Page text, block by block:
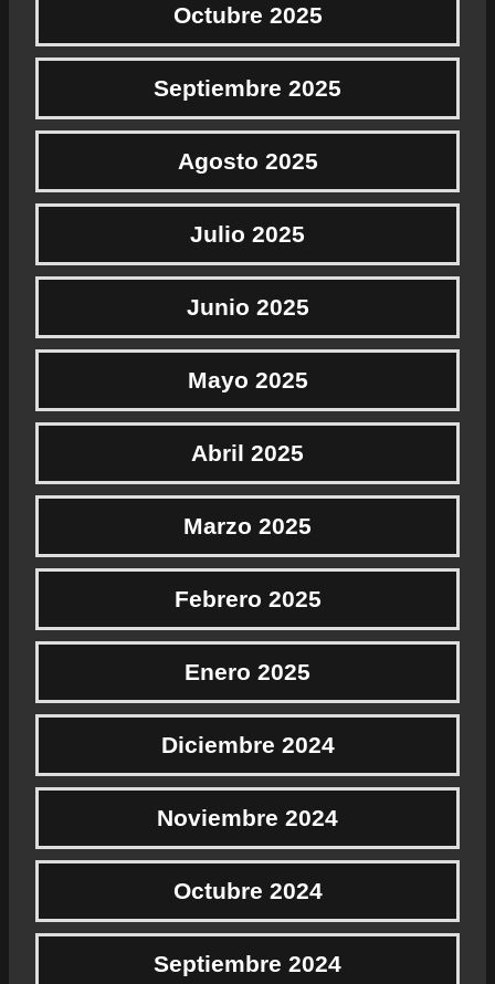
Octubre 2025
Septiembre 2025
Agosto 2025
Julio 2025
Junio 2025
Mayo 2025
Abril 2025
Marzo 2025
Febrero 2025
Enero 2025
Diciembre 2024
Noviembre 2024
Octubre 2024
Septiembre 2024